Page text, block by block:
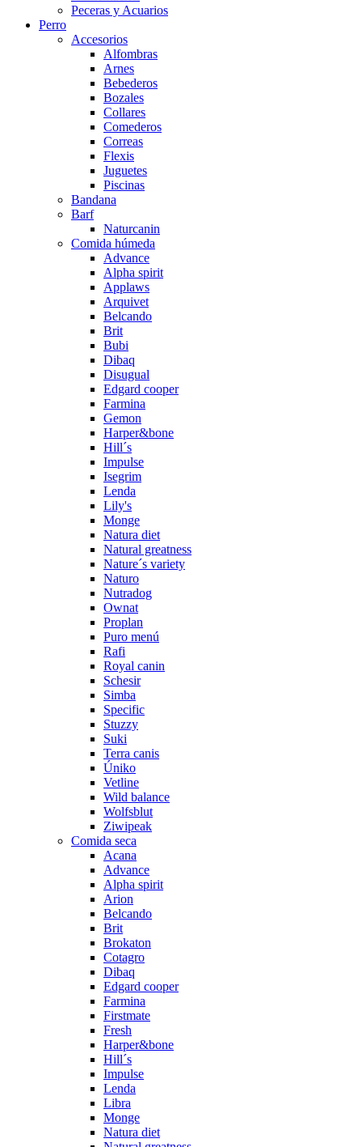
Peceras y Acuarios
Perro
Accesorios
Alfombras
Arnes
Bebederos
Bozales
Collares
Comederos
Correas
Flexis
Juguetes
Piscinas
Bandana
Barf
Naturcanin
Comida húmeda
Advance
Alpha spirit
Applaws
Arquivet
Belcando
Brit
Bubi
Dibaq
Disugual
Edgard cooper
Farmina
Gemon
Harper&bone
Hill´s
Impulse
Isegrim
Lenda
Lily's
Monge
Natura diet
Natural greatness
Nature´s variety
Naturo
Nutradog
Ownat
Proplan
Puro menú
Rafi
Royal canin
Schesir
Simba
Specific
Stuzzy
Suki
Terra canis
Úniko
Vetline
Wild balance
Wolfsblut
Ziwipeak
Comida seca
Acana
Advance
Alpha spirit
Arion
Belcando
Brit
Brokaton
Cotagro
Dibaq
Edgard cooper
Farmina
Firstmate
Fresh
Harper&bone
Hill´s
Impulse
Lenda
Libra
Monge
Natura diet